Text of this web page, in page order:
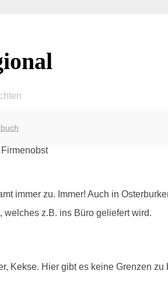
immer zu. Immer! Auch in
z.B. ins Büro geliefert wird.
Kekse. Hier gibt es keine Grenzen zu